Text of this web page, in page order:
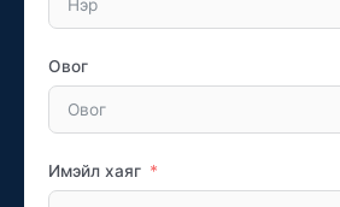
Овог
Имэйл хаяг